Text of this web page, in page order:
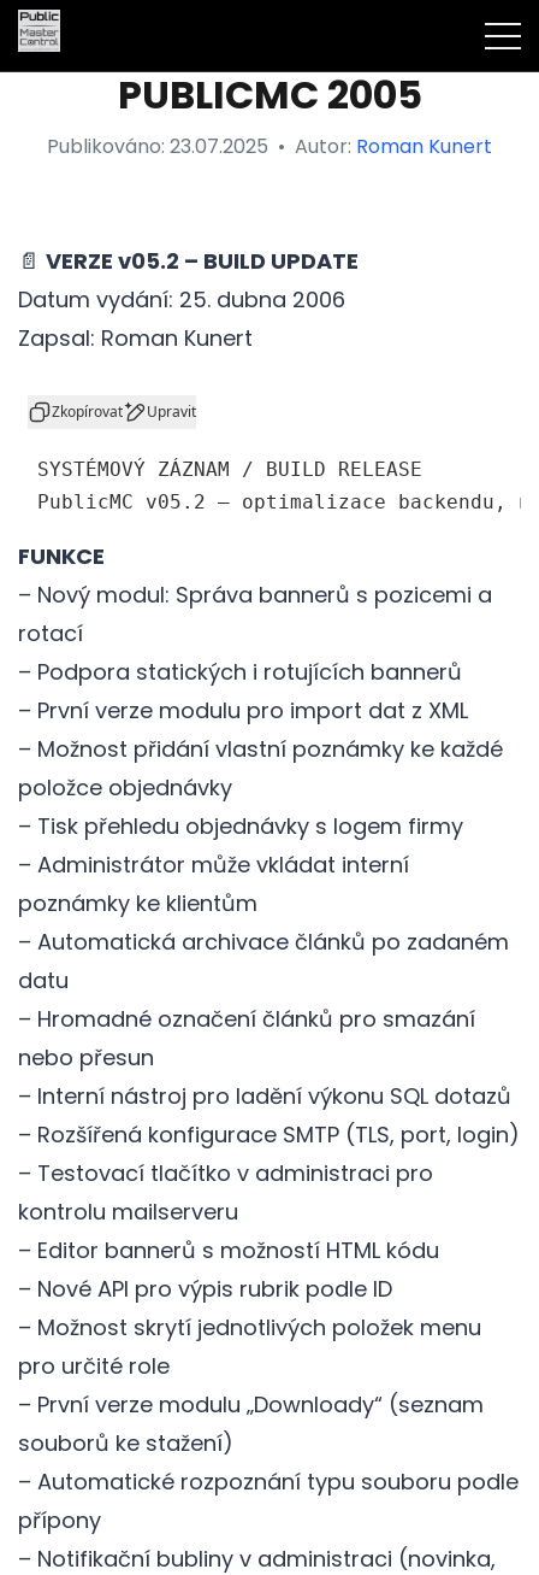
PUBLICMC 2005
Publikováno: 23.07.2025 • Autor: Roman Kunert
📄 VERZE v05.2 – BUILD UPDATE
Datum vydání: 25. dubna 2006
Zapsal: Roman Kunert
cssZkopírovat Upravit
SYSTÉMOVÝ ZÁZNAM / BUILD RELEASE
PublicMC v05. 2 – optimalizace backendu,
FUNKCE
– Nový modul: Správa bannerů s pozicemi a
rotací
– Podpora statických i rotujících bannerů
– První verze modulu pro import dat z XML
– Možnost přidání vlastní poznámky ke každé
položce objednávky
– Tisk přehledu objednávky s logem firmy
– Administrátor může vkládat interní
poznámky ke klientům
– Automatická archivace článků po zadaném
datu
– Hromadné označení článků pro smazání
nebo přesun
– Interní nástroj pro ladění výkonu SQL dotazů
– Rozšířená konfigurace SMTP (TLS, port, login)
– Testovací tlačítko v administraci pro
kontrolu mailserveru
– Editor bannerů s možností HTML kódu
– Nové API pro výpis rubrik podle ID
– Možnost skrytí jednotlivých položek menu
pro určité role
– První verze modulu „Downloady“ (seznam
souborů ke stažení)
– Automatické rozpoznání typu souboru podle
přípony
– Notifikační bubliny v administraci (novinka,